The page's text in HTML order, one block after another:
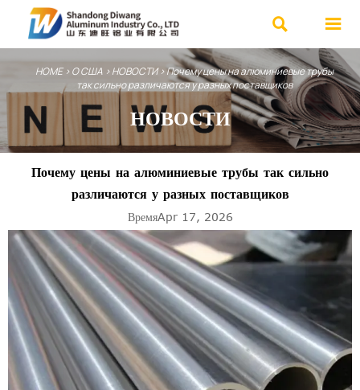
 
HOME>О США>НОВОСТИ>Почему цены на алюминиевые трубы
так сильно различаются у разных поставщиков
НОВОСТИ
Почему цены на алюминиевые трубы так сильно
различаются у разных поставщиков
ВремяApr 17, 2026